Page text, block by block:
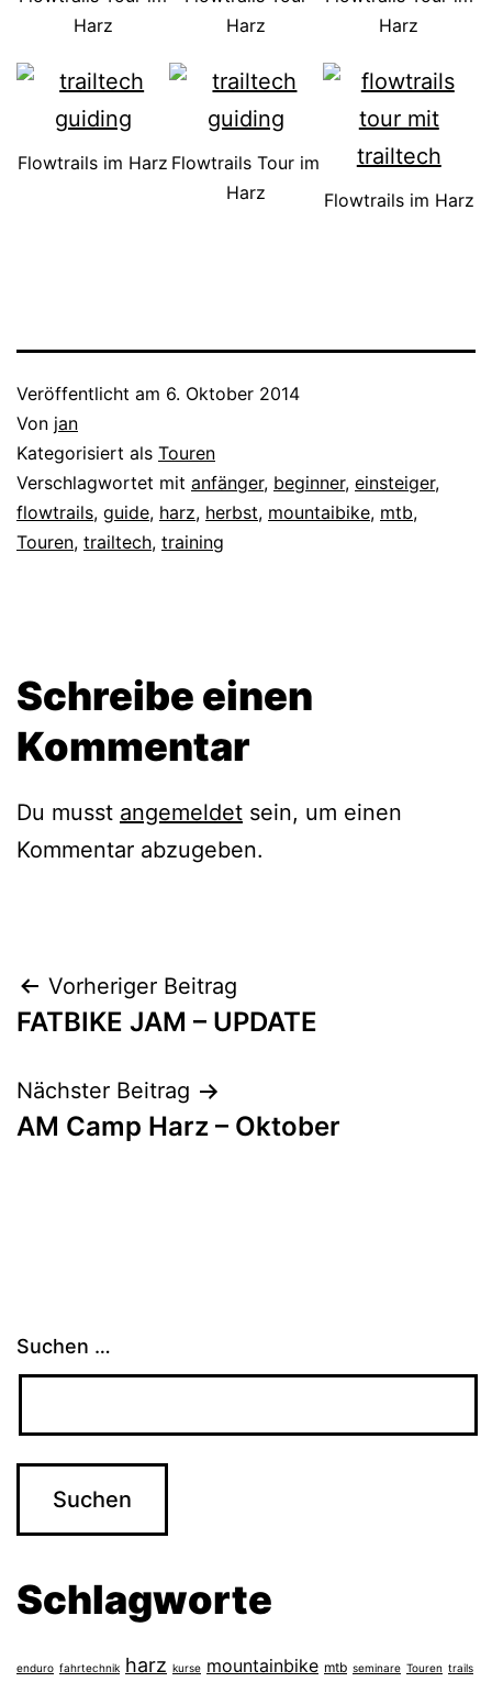
Harz
Harz
Harz
Flowtrails im Harz Flowtrails Tour im
Harz
Flowtrails im Harz
Veröffentlicht am 6. Oktober 2014
Von jan
Kategorisiert als Touren
Verschlagwortet mit anfänger, beginner, einsteiger,
flowtrails, guide, harz, herbst, mountaibike, mtb,
Touren, trailtech, training
Schreibe einen
Kommentar
Du musst angemeldet sein, um einen
Kommentar abzugeben.
Beitragsnavigation
Vorheriger Beitrag
FATBIKE JAM – UPDATE
Nächster Beitrag
AM Camp Harz – Oktober
Suchen …
Schlagworte
enduro fahrtechnik harz kurse mountainbike mtb seminare Touren trails